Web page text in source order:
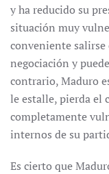
y ha reducido su
situación muy
conveniente salirse
negociación y
contrario, Maduro
le estalle, pierda el
completamente
internos de su
Es cierto que